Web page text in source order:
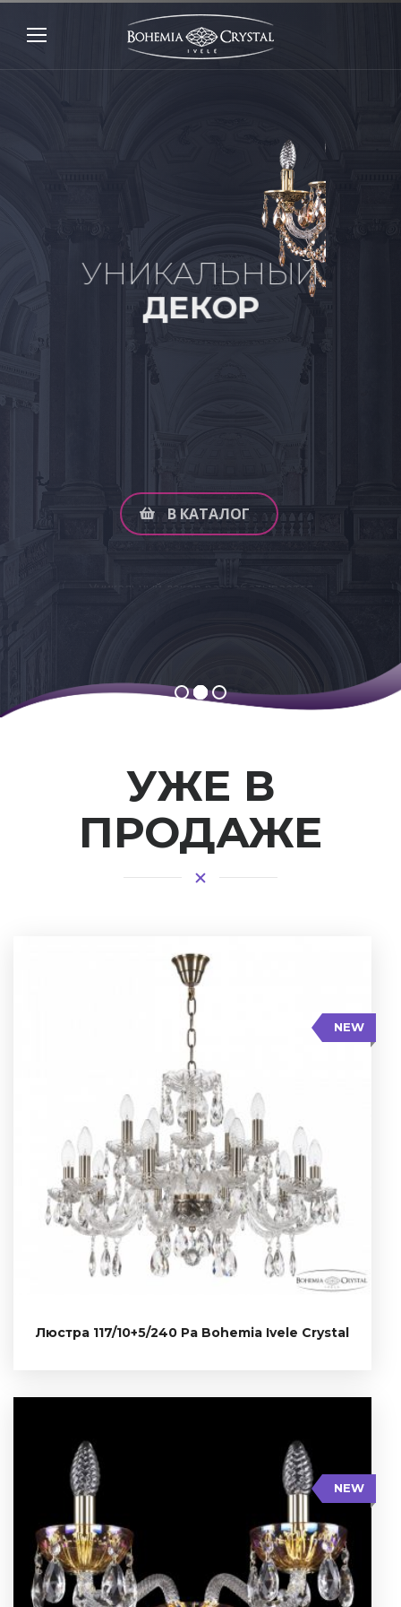
УНИКАЛЬНЫЙ
ДЕКОР
Уникальный декор разрабатывается
нашими художниками и воплощается в
разработана и сконструированна
В КАТАЛОГ
УЖЕ В
ПРОДАЖЕ
Люстра 117/10+5/240 Pa Bohemia Ivele Crystal
NEW
NEW
117/10+5/240 Pa
Тип: Стеклянный рожок
Цвет арматуры: Патина/
Кол-во ламп: 15
Диаметр: 70 см
NEW
Глубина: 21 см
Ширина: 35 см